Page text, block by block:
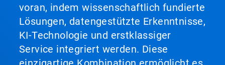
voran, indem wissenschaftlich fundierte
Lösungen, datengestützte Erkenntnisse,
KI-Technologie und erstklassiger
Service integriert werden. Diese